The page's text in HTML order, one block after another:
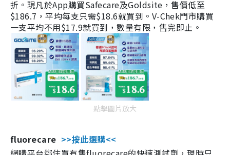
折。現凡於App購買Safecare及Goldsite，售價低至
$186.7，平均每支只需$18.6就買到。V-Chek門市購買
一支平均不用$17.9就買到，數量有限，售完即止。
點擊圖片放大
fluorecare >>按此選購<<